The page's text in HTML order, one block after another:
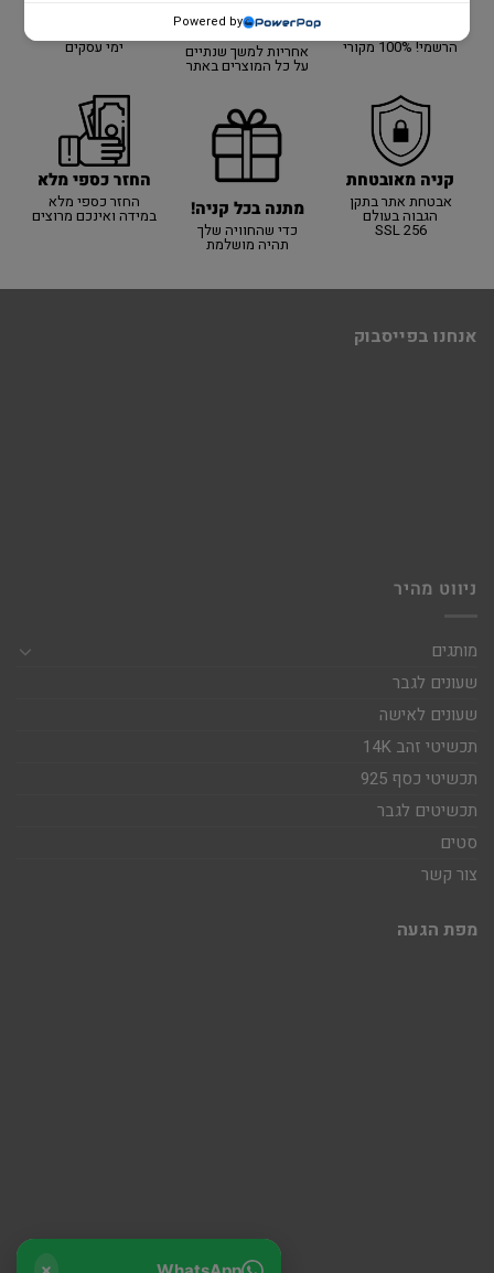
הרשמי! 100% מקורי
יבואן רשמי על כל
האתר!
אחריות למשך שנתיים
על כל המוצרים באתר
ימי עסקים
קניה מאובטחת
אבטחת אתר בתקן
הגבוה בעולם
SSL 256
מתנה בכל קניה!
כדי שהחוויה שלך
תהיה מושלמת
החזר כספי מלא
החזר כספי מלא
במידה ואינכם מרוצים
אנחנו בפייסבוק
ניווט מהיר
מותגים
שעונים לגבר
שעונים לאישה
תכשיטי זהב 14K
תכשיטי כסף 925
תכשיטים לגבר
סטים
צור קשר
מפת הגעה
Powered by